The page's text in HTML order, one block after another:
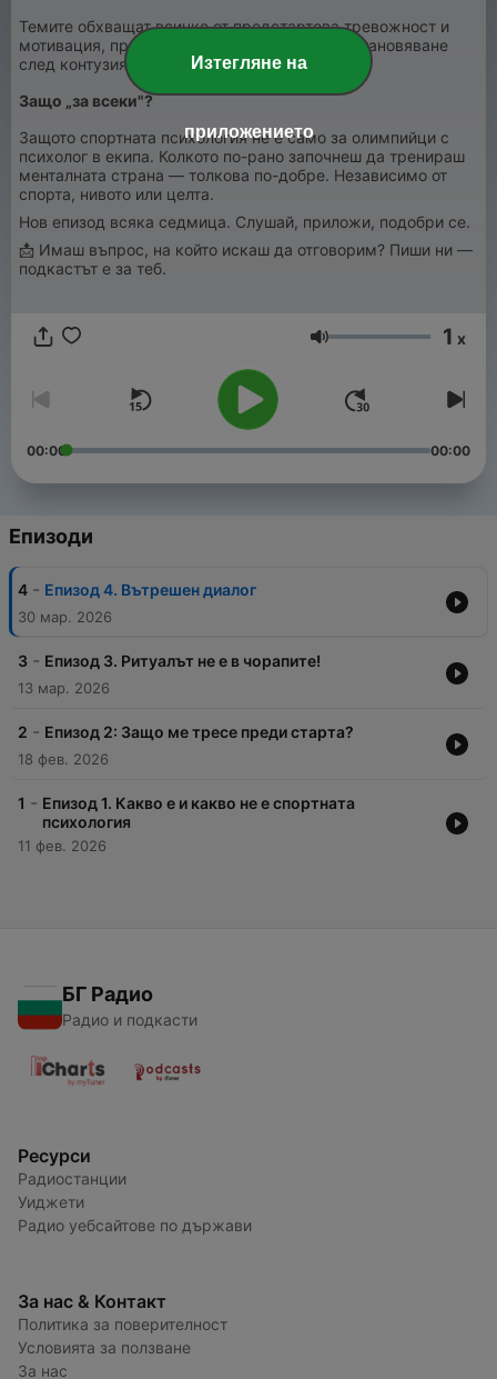
Темите обхващат всичко от предстартова тревожност и
мотивация, през фокус и увереност, до възстановяване
след контузия и екипна динамика.
Защо „за всеки"?
Защото спортната психология не е само за олимпийци с
психолог в екипа. Колкото по-рано започнеш да тренираш
менталната страна — толкова по-добре. Независимо от
спорта, нивото или целта.
Нов епизод всяка седмица. Слушай, приложи, подобри се.
📩 Имаш въпрос, на който искаш да отговорим? Пиши ни —
подкастът е за теб.
Сила на звука
1 x
00:00 00:00
Епизоди
4 - Епизод 4. Вътрешен диалог
30 мар. 2026
3 - Епизод 3. Ритуалът не е в чорапите!
13 мар. 2026
2 - Епизод 2: Защо ме тресе преди старта?
18 фев. 2026
1 - Епизод 1. Какво е и какво не е спортната
психология
11 фев. 2026
БГ Радио
Радио и подкасти
Ресурси
Радиостанции
Уиджети
Радио уебсайтове по държави
За нас & Контакт
Политика за поверителност
Условията за ползване
За нас
Изтегляне на
приложението